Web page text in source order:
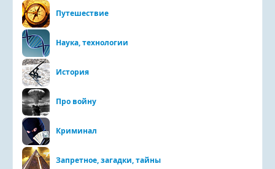
Путешествие
Наука, технологии
История
Про войну
Криминал
Запретное, загадки, тайны